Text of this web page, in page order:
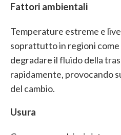
Fattori ambientali
Temperature estreme e
soprattutto in regioni come
degradare il fluido della
rapidamente, provocando
del cambio.
Usura